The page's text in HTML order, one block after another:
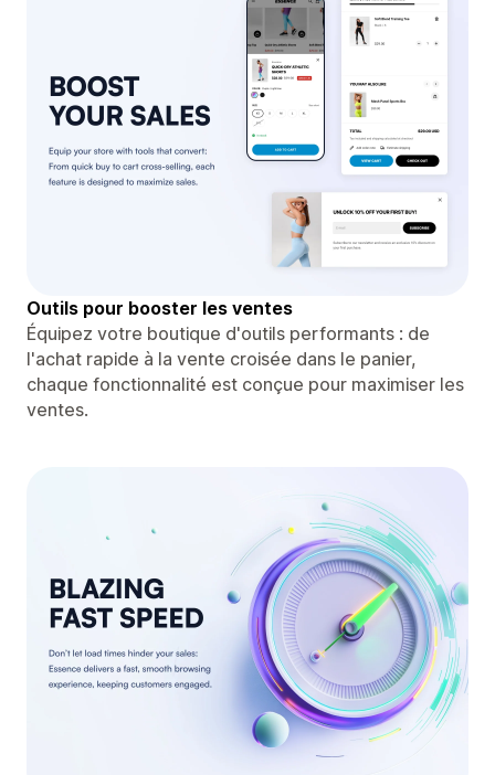
Outils pour booster les ventes
Équipez votre boutique d'outils performants : de
l'achat rapide à la vente croisée dans le panier,
chaque fonctionnalité est conçue pour maximiser les
ventes.